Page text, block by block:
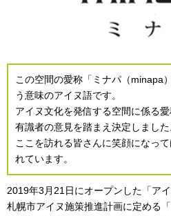
この空間の愛称「ミナパ（minapa
う意味のアイヌ語です。
アイヌ文化を発信する空間に係る
有識者の意見を踏まえ決定しました
ここを訪れる皆さんに笑顔になっ
れています。
2019年3月21日にオープンした「ア
札幌市アイヌ施策推進計画に定める